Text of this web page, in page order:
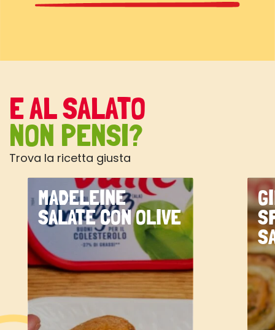
E AL SALATO
NON PENSI?
Trova la ricetta giusta
MADELEINE
SALATE CON OLIVE